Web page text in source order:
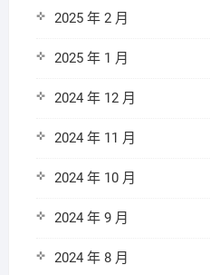
2025 年 2 月
2025 年 1 月
2024 年 12 月
2024 年 11 月
2024 年 10 月
2024 年 9 月
2024 年 8 月